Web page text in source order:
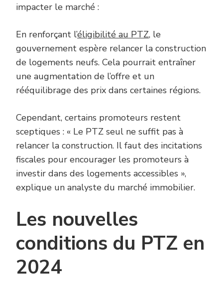
impacter le marché :
En renforçant l’éligibilité au PTZ, le
gouvernement espère relancer la construction
de logements neufs. Cela pourrait entraîner
une augmentation de l’offre et un
rééquilibrage des prix dans certaines régions.
Cependant, certains promoteurs restent
sceptiques : « Le PTZ seul ne suffit pas à
relancer la construction. Il faut des incitations
fiscales pour encourager les promoteurs à
investir dans des logements accessibles »,
explique un analyste du marché immobilier.
Les nouvelles
conditions du PTZ en
2024